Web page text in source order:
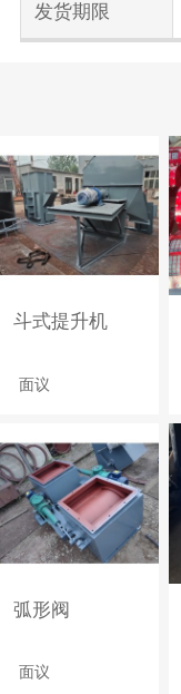
发货期限
斗式提升机
面议
弧形阀
面议